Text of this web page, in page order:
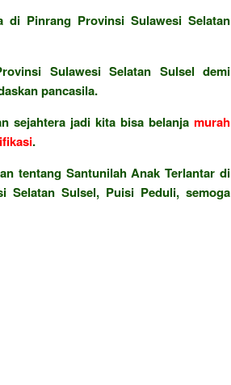
di Pinrang Provinsi Sulawesi Selatan
Sulawesi Selatan Sulsel demi
pancasila.
sejahtera jadi kita bisa belanja murah
.
tentang Santunilah Anak Terlantar di
Selatan Sulsel, Puisi Peduli, semoga